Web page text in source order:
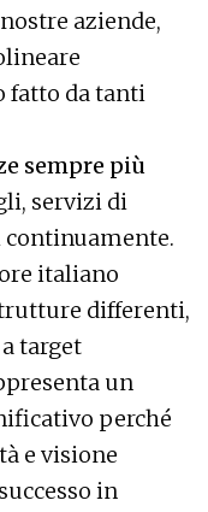
aziende,
fatto da tanti
sempre più
servizi di
continuamente.
italiano
differenti,
target
un
perché
e visione
in